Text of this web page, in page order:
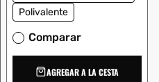
Polivalente
Comparar
AGREGAR A LA CESTA